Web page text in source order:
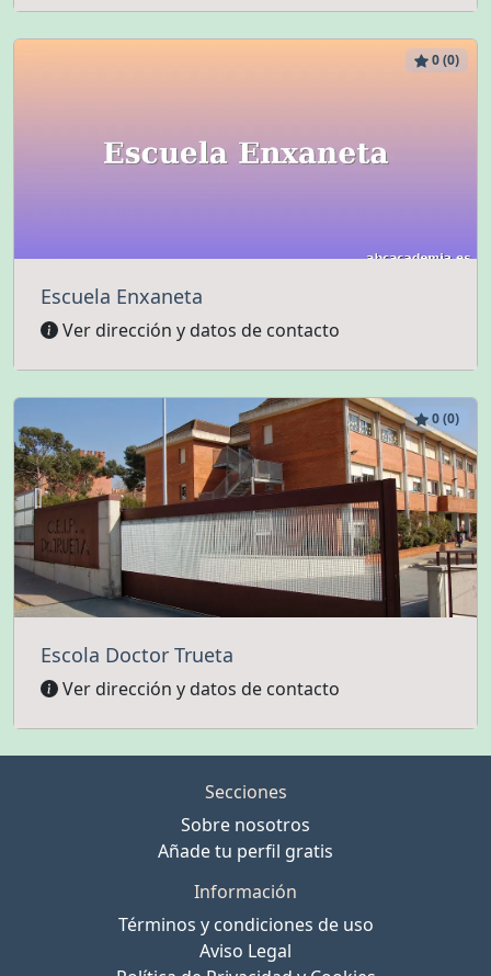
0 (0)
Escuela Enxaneta
Ver dirección y datos de contacto
0 (0)
Escola Doctor Trueta
Ver dirección y datos de contacto
Secciones
Sobre nosotros
Añade tu perfil gratis
Información
Términos y condiciones de uso
Aviso Legal